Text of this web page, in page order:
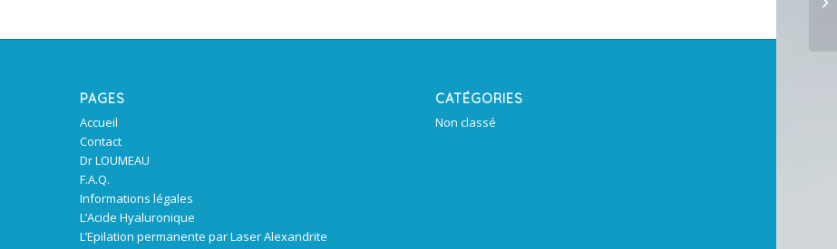
PAGES
Accueil
Contact
Dr LOUMEAU
F.A.Q.
Informations légales
L’Acide Hyaluronique
L’Epilation permanente par Laser Alexandrite
CATÉGORIES
Non classé